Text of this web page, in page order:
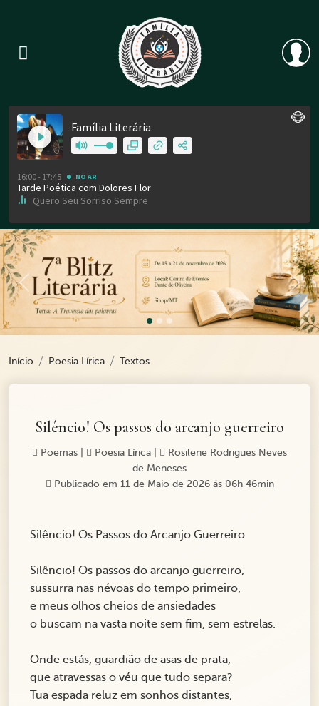
Previous
Início Poesia Lírica Textos
Silêncio! Os passos do arcanjo guerreiro
Poemas Poesia Lírica
Rosilene Rodrigues Neves
de Meneses
Publicado em 11 de Maio de 2026 ás 06h 46min
Silêncio! Os Passos do Arcanjo Guerreiro
Silêncio! Os passos do arcanjo guerreiro,
sussurra nas névoas do tempo primeiro,
e meus olhos cheios de ansiedades
o buscam na vasta noite sem fim, sem estrelas.
Onde estás, guardião de asas de prata,
que atravessas o véu que tudo separa?
Tua espada reluz em sonhos distantes,